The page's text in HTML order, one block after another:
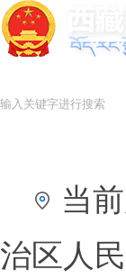
当
治区人